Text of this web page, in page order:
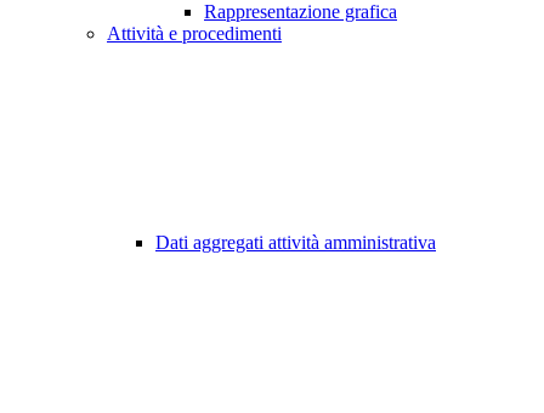
Rappresentazione grafica
Attività e procedimenti
Dati aggregati attività amministrativa